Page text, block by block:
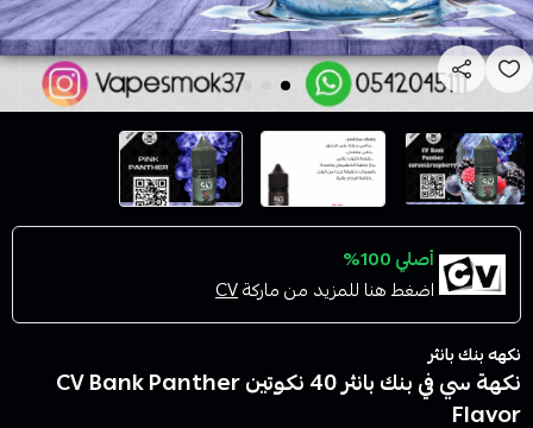
أصلي 100%
اضغط هنا للمزيد من ماركةCV
نكهه بنك بانثر
نكهة سي في بنك بانثر 40 نكوتين CV Bank Panther
Flavor